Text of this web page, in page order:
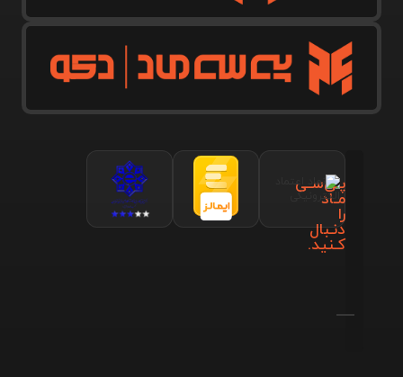
پـی‌سـی
مـاد
را
دنـبال
کـنید.